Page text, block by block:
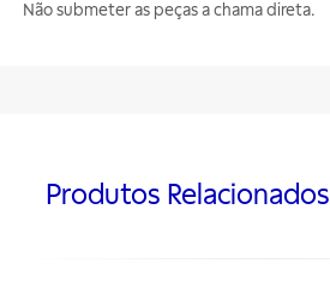
Não submeter as peças a chama direta.
Produtos Relacionados